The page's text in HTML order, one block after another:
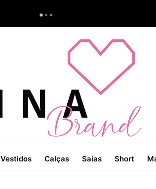
Vestidos Calças Saias Short